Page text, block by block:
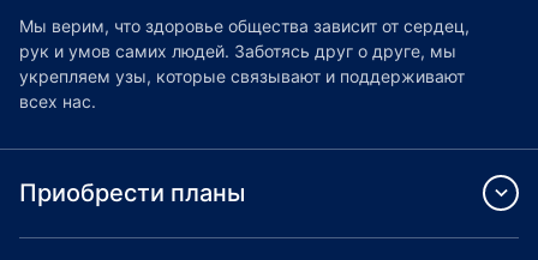
Мы верим, что здоровье общества зависит от сердец,
рук и умов самих людей. Заботясь друг о друге, мы
укрепляем узы, которые связывают и поддерживают
всех нас.
Приобрести планы